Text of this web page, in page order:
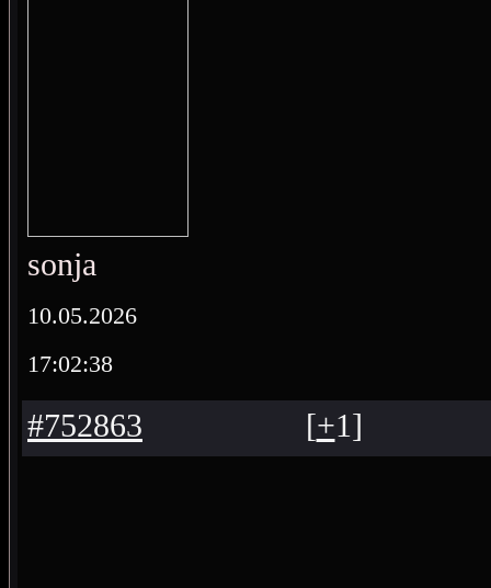
sonja
10.05.2026
17:02:38
#752863 [+1]